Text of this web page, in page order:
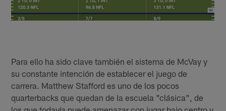
Para ello ha sido clave también el sistema de McVay y
su constante intención de establecer el juego de
carrera. Matthew Stafford es uno de los pocos
quarterbacks que quedan de la escuela "clásica", de